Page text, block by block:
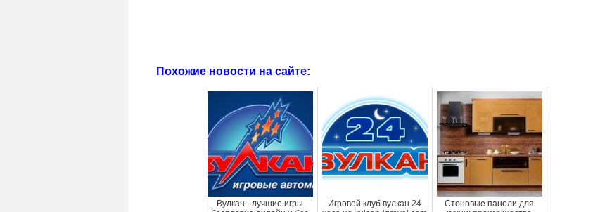
Похожие новости на сайте:
Вулкан - лучшие игры
Игровой клуб вулкан 24
Стеновые панели для